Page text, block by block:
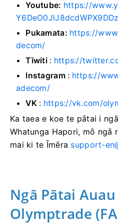
Youtube: https://
Pukamata: https://
decom/
Tīwiti : https://
Instagram: https://
adecom/
VK: https://vk.com/
Ka taea e koe te pātai i
Whatunga Hapori, mō ngā
mai ki te Īmēra support-
Ngā Pātai
Olymptrade